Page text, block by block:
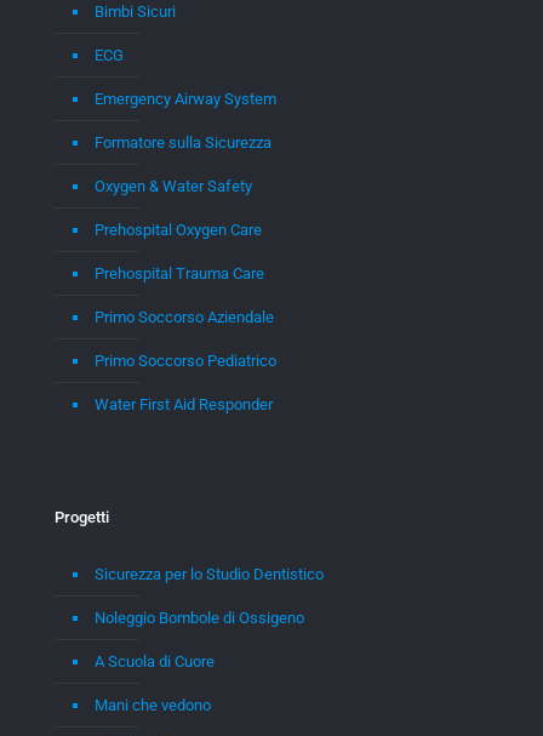
Bimbi Sicuri
ECG
Emergency Airway System
Formatore sulla Sicurezza
Oxygen & Water Safety
Prehospital Oxygen Care
Prehospital Trauma Care
Primo Soccorso Aziendale
Primo Soccorso Pediatrico
Water First Aid Responder
Progetti
Sicurezza per lo Studio Dentistico
Noleggio Bombole di Ossigeno
A Scuola di Cuore
Mani che vedono